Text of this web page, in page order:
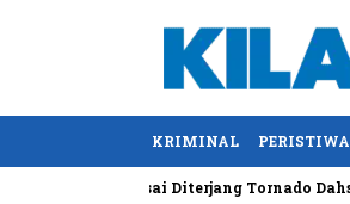
KRIMINAL PERISTIWA
Tewas usai Diterjang Tornado Dahsyat